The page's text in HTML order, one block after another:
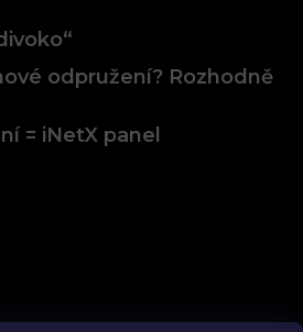
odpružení? Rozhodně
= iNetX panel